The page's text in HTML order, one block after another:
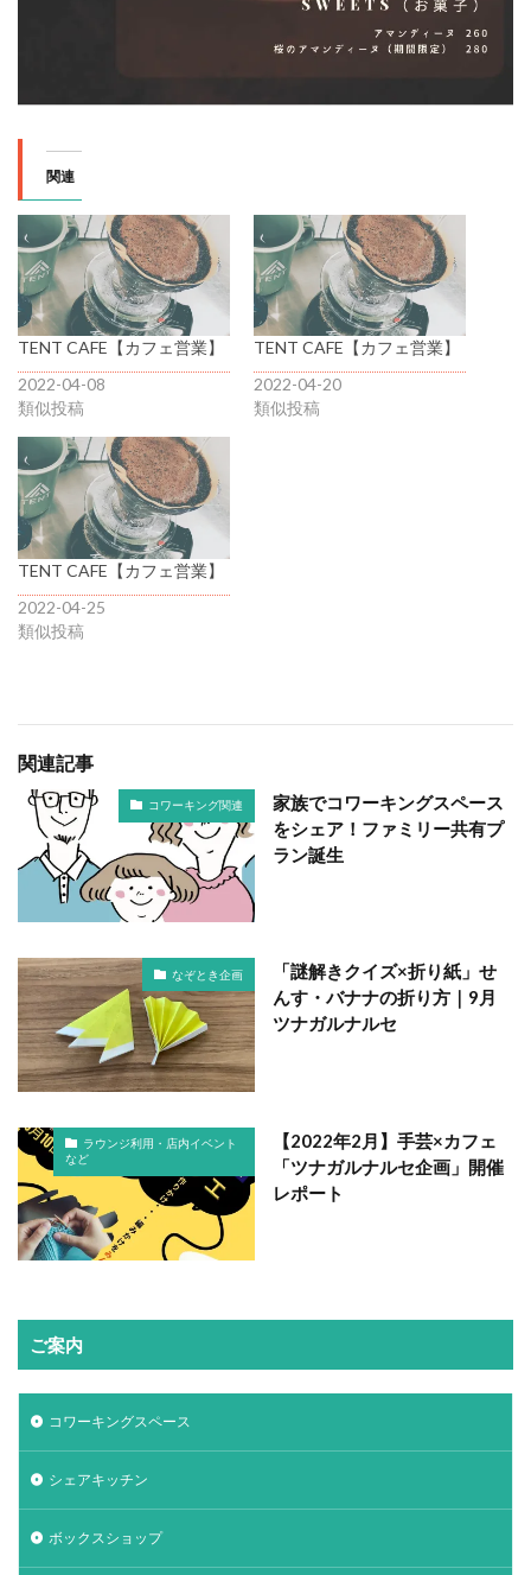
関連
TENT CAFE【カフェ営業】
2022-04-08
類似投稿
TENT CAFE【カフェ営業】
2022-04-20
類似投稿
TENT CAFE【カフェ営業】
2022-04-25
類似投稿
関連記事
コワーキング関連
家族でコワーキングスペース
をシェア！ファミリー共有プ
ラン誕生
なぞとき企画
「謎解きクイズ×折り紙」せ
んす・バナナの折り方｜9月
ツナガルナルセ
ラウンジ利用・店内イベント
など
【2022年2月】手芸×カフェ
「ツナガルナルセ企画」開催
レポート
ご案内
コワーキングスペース
シェアキッチン
ボックスショップ